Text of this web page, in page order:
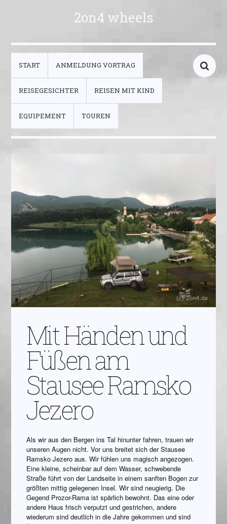
2on4 wheels
START ANMELDUNG VORTRAG
REISEGESICHTER REISEN MIT KIND
EQUIPEMENT TOUREN
Mit Händen und
Füßen am
Stausee Ramsko
Jezero
Als wir aus den Bergen ins Tal hinunter fahren, trauen wir
unseren Augen nicht. Vor uns breitet sich der Stausee
Ramsko Jezero aus. Wir fühlen uns magisch angezogen.
Eine kleine, scheinbar auf dem Wasser, schwebende
Straße führt von der Landseite in einem sanften Bogen zur
größten mittig gelegenen Insel. Wir sind neugierig. Die
Gegend Prozor-Rama ist spärlich bewohnt. Das eine oder
andere Haus frisch verputzt und gestrichen, andere
wiederum sind deutlich in die Jahre gekommen und sind